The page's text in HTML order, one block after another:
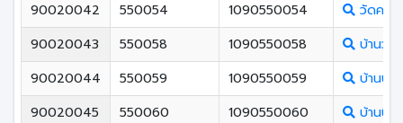
90020042
550054 1090550054
วัดควน
90020043
550058 1090550058
บ้านวัง
90020044
550059 1090550059
บ้านบา
90020045
550060 1090550060
บ้านบึง